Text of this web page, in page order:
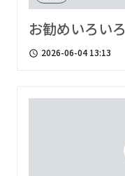
お勧めいろいろ
access_time 2026-06-04 13:13